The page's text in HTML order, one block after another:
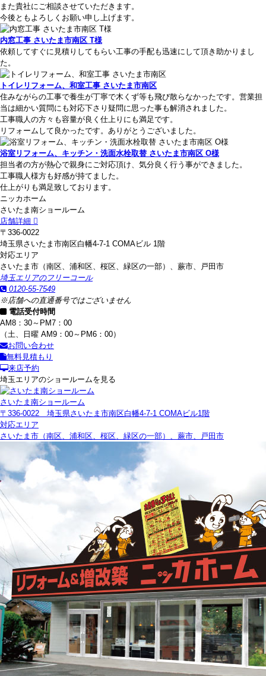
また貴社にご相談させていただきます。
今後ともよろしくお願い申し上げます。
内窓工事 さいたま市南区 T様
依頼してすぐに見積りしてもらい工事の手配も迅速にして頂き助かりまし
た。
トイレリフォーム、和室工事 さいたま市南区
住みながらの工事で養生が丁寧で木くず等も飛び散らなかったです。営業担
当は細かい質問にも対応下さり疑問に思った事も解消されました。
工事職人の方々も容量が良く仕上りにも満足です。
リフォームして良かったです。ありがとうございました。
浴室リフォーム、キッチン・洗面水栓取替 さいたま市南区 O様
担当者の方が熱心で親身にご対応頂け、気分良く行う事ができました。
工事職人様方も好感が持てました。
仕上がりも満足致しております。
ニッカホーム
さいたま南ショールーム
店舗詳細
〒336-0022
埼玉県さいたま市南区白幡4-7-1 COMAビル 1階
対応エリア
さいたま市（南区、浦和区、桜区、緑区の一部）、蕨市、戸田市
埼玉エリアのフリーコール
0120-55-7549
※店舗への直通番号ではございません
電話受付時間
AM8：30～PM7：00
（土、日曜 AM9：00～PM6：00）
お問い合わせ
無料見積もり
来店予約
埼玉エリアのショールームを見る
さいたま南ショールーム
〒336-0022 埼玉県さいたま市南区白幡4-7-1 COMAビル1階
対応エリア
さいたま市（南区、浦和区、桜区、緑区の一部）、蕨市、戸田市